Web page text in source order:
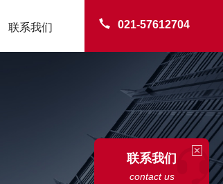
021-57612704
联系我们
联系我们
contact us